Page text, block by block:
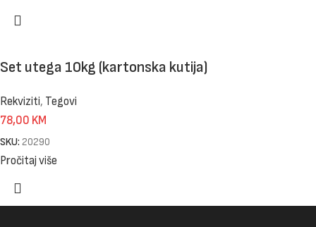
Set utega 10kg (kartonska kutija)
Rekviziti, Tegovi
78,00 KM
SKU: 20290
Pročitaj više